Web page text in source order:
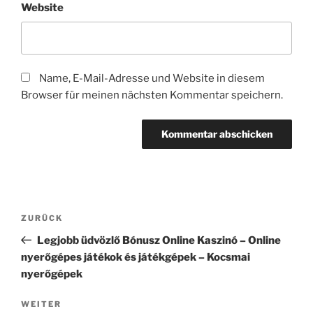
Website
Name, E-Mail-Adresse und Website in diesem
Browser für meinen nächsten Kommentar speichern.
Beitragsnavigation
Vorheriger
Beitrag
ZURÜCK
Legjobb üdvözlő Bónusz Online Kaszinó – Online
nyerőgépes játékok és játékgépek – Kocsmai
nyerőgépek
Nächster
WEITER